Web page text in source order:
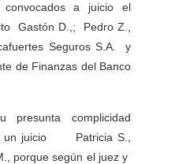
a juicio el
Gastón D.,; Pedro Z.,
Seguros S.A. y
de Finanzas del Banco
complicidad
un juicio Patricia S.,
porque según el juez y